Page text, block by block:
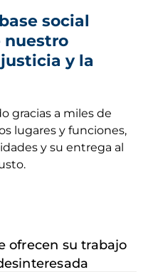
social
nuestro
y la
gracias a miles de
lugares y funciones,
y su entrega al
ofrecen su trabajo